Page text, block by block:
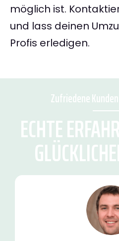
möglich ist.
und lass deinen
Profis erledigen.
Zufriedene
ECHTE